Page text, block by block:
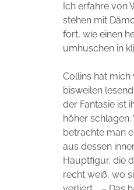
Ich erfahre von
stehen mit
fort, wie einen
umhuschen in
Collins hat
bisweilen
der Fantasie ist
höher
betrachte man
aus dessen
Hauptfigur, die
recht weiß, wo